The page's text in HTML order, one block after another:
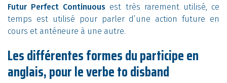
Futur Perfect Continuous est très rarement utilisé, ce
temps est utilisé pour parler d’une action future en
cours et antérieure à une autre.
Les différentes formes du participe en
anglais, pour le verbe to disband